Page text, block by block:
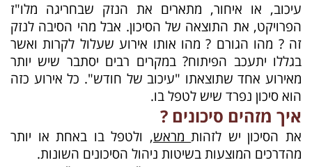
עיכוב, או איחור, מתארים את הנזק שבחריגה מלו"ז
הפרויקט, את התוצאה של הסיכון. אבל מהי הסיבה לנזק
זה ? מהו הגורם ? מהו אותו אירוע שעלול לקרות ואשר
בגללו יתעכב הפיתוח? במקרים רבים יסתבר שיש יותר
מאירוע אחד שתוצאתו "עיכוב של חודש". כל אירוע כזה
הוא סיכון נפרד שיש לטפל בו.
איך מזהים סיכונים ?
את הסיכון יש לזהותמראש, ולטפל בו באחת או יותר
מהדרכים המוצעות בשיטות ניהול הסיכונים השונות.